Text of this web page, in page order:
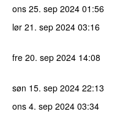
ons 25. sep 2024 01:56
lør 21. sep 2024 03:16
fre 20. sep 2024 14:08
søn 15. sep 2024 22:13
ons 4. sep 2024 03:34